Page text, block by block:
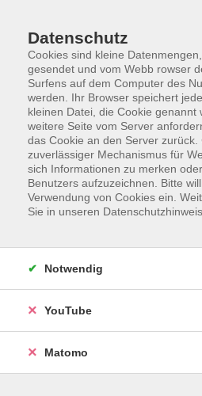
Benutzer Login
Benutzeranmeldung
Bitte geben Sie Ihren
um sich an der Website
Anmelden
Benutzername:
Datenschutz
Cookies sind kleine
gesendet und vom Webb rowser
Surfens auf dem Computer des
werden. Ihr Browser speichert
kleinen Datei, die Cookie genannt
weitere Seite vom Server
das Cookie an den Server
zuverlässiger Mechanismus für
sich Informationen zu merken
Benutzers aufzuzeichnen. Bitte
Verwendung von Cookies ein.
Sie in unseren
Notwendig
YouTube
Matomo